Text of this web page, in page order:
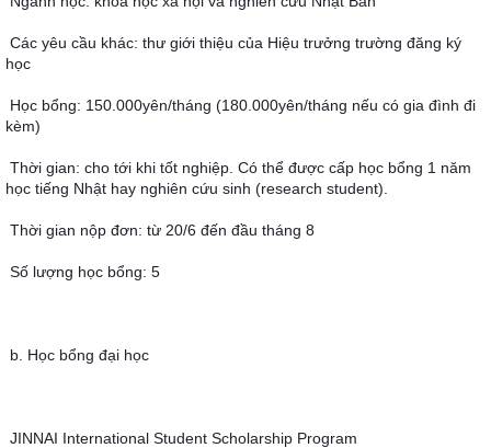
Các yêu cầu khác: thư giới thiệu của Hiệu trưởng trường đăng ký
học
Học bổng: 150.000yên/tháng (180.000yên/tháng nếu có gia đình đi
kèm)
Thời gian: cho tới khi tốt nghiệp. Có thể được cấp học bổng 1 năm
học tiếng Nhật hay nghiên cứu sinh (research student).
Thời gian nộp đơn: từ 20/6 đến đầu tháng 8
Số lượng học bổng: 5
b. Học bổng đại học
JINNAI International Student Scholarship Program